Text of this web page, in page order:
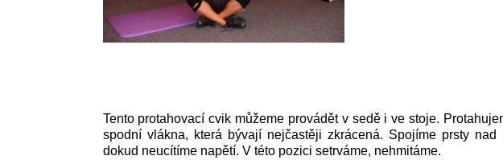
Tento protahovací cvik můžeme provádět v sedě i ve stoje.
spodní vlákna, která bývají nejčastěji zkrácená. Spojíme prsty
dokud neucítíme napětí. V této pozici setrváme, nehmitáme.